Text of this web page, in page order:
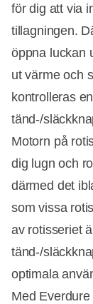
för dig att via
tillagningen.
öppna luckan
ut värme och
kontrolleras
tänd-/
Motorn på
dig lugn och
därmed det
som vissa
av rotisseriet
tänd-/
optimala
Med